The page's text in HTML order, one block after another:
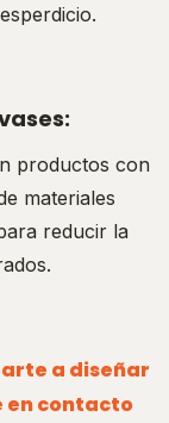
productos con
materiales
reducir la
a diseñar
en contacto